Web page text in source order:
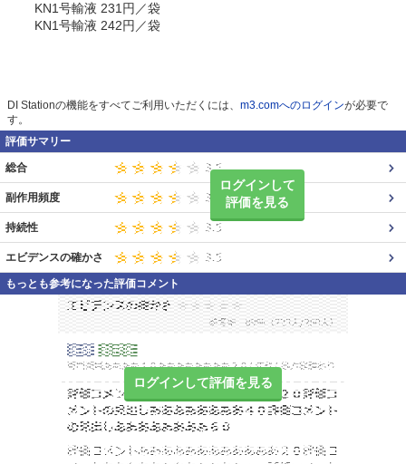
KN1号輸液 231円／袋
KN1号輸液 242円／袋
DI Stationの機能をすべてご利用いただくには、 m3.comへのログインが必要で
す。
評価サマリー
ログインして
評価を見る
総合
副作用頻度
持続性
エビデンスの確かさ
もっとも参考になった評価コメント
ログインして評価を見る